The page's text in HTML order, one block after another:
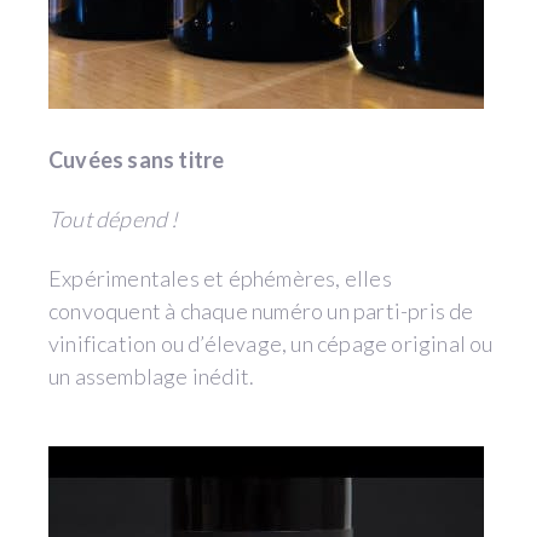
Cuvées sans titre
Tout dépend !
Expérimentales et éphémères, elles
convoquent à chaque numéro un parti-pris de
vinification ou d’élevage, un cépage original ou
un assemblage inédit.